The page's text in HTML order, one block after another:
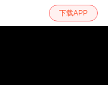
下载APP